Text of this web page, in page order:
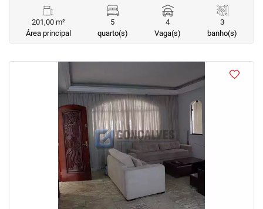
201,00 m²
Área principal
5
quarto(s)
4
Vaga(s)
3
banho(s)
Previous